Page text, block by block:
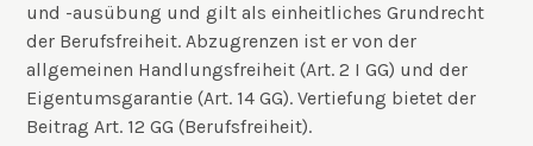
und -ausübung und gilt als einheitliches Grundrecht
der Berufsfreiheit. Abzugrenzen ist er von der
allgemeinen Handlungsfreiheit (Art. 2 I GG) und der
Eigentumsgarantie (Art. 14 GG). Vertiefung bietet der
BeitragArt. 12 GG (Berufsfreiheit).